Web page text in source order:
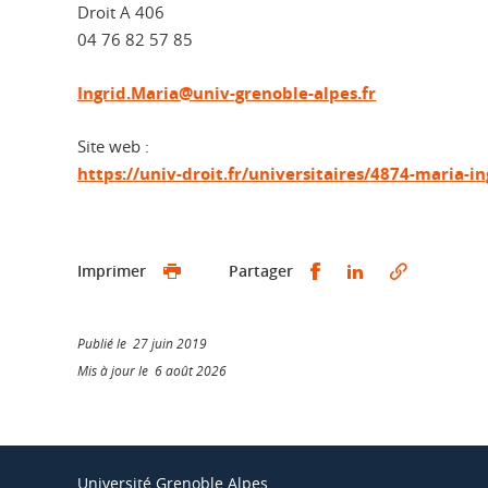
Droit A 406
04 76 82 57 85
Ingrid.Maria@univ-grenoble-alpes.fr
Site web :
https://univ-droit.fr/universitaires/4874-maria-
Imprimer Partager Partager surPartager sur
Publié le 27 juin 2019
Mis à jour le 6 août 2026
Université Grenoble Alpes